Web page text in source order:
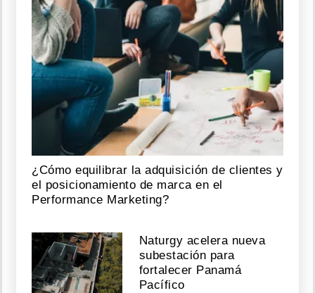
¿Cómo equilibrar la adquisición de clientes y
el posicionamiento de marca en el
Performance Marketing?
Naturgy acelera nueva
subestación para
fortalecer Panamá
Pacífico